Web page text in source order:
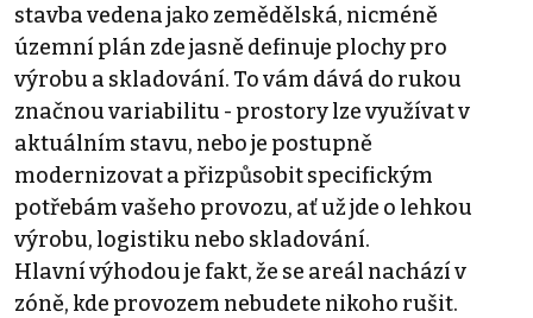
stavba vedena jako zemědělská, nicméně
územní plán zde jasně definuje plochy pro
výrobu a skladování. To vám dává do rukou
značnou variabilitu - prostory lze využívat v
aktuálním stavu, nebo je postupně
modernizovat a přizpůsobit specifickým
potřebám vašeho provozu, ať už jde o lehkou
výrobu, logistiku nebo skladování.
Hlavní výhodou je fakt, že se areál nachází v
zóně, kde provozem nebudete nikoho rušit.